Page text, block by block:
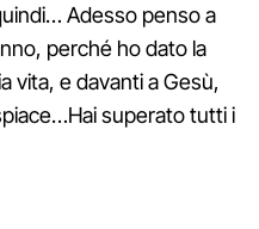
Adesso penso a
perché ho dato la
vita, e davanti a Gesù,
superato tutti i